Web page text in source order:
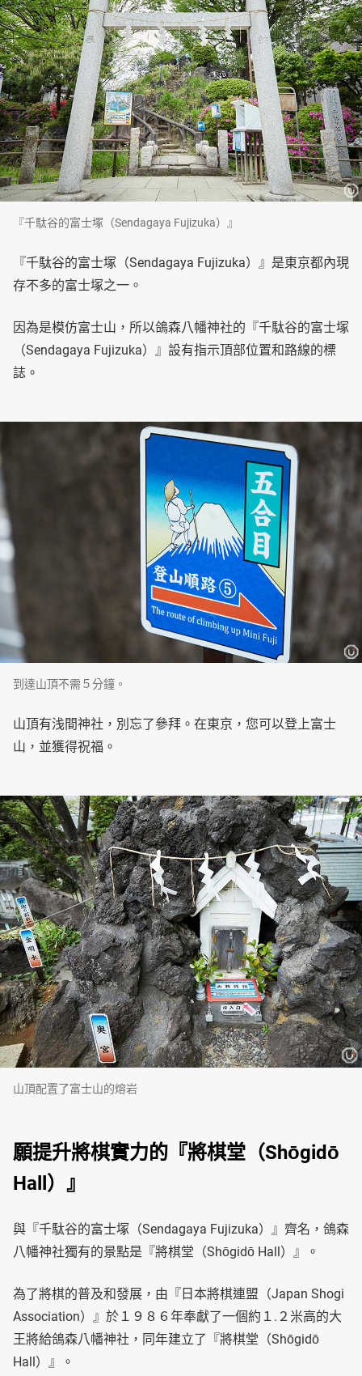
『千駄谷的富士塚（Sendagaya Fujizuka）』
『千駄谷的富士塚（Sendagaya Fujizuka）』是東京都內現
存不多的富士塚之一。
因為是模仿富士山，所以鴿森八幡神社的『千駄谷的富士塚
（Sendagaya Fujizuka）』設有指示頂部位置和路線的標
誌。
到達山頂不需５分鐘。
山頂有浅間神社，別忘了參拜。在東京，您可以登上富士
山，並獲得祝福。
山頂配置了富士山的熔岩
願提升將棋實力的『將棋堂（Shōgidō
Hall）』
與『千駄谷的富士塚（Sendagaya Fujizuka）』齊名，鴿森
八幡神社獨有的景點是『將棋堂（Shōgidō Hall）』。
為了將棋的普及和發展，由『日本將棋連盟（Japan Shogi
Association）』於１９８６年奉獻了一個約１.２米高的大
王將給鴿森八幡神社，同年建立了『將棋堂（Shōgidō
Hall）』。